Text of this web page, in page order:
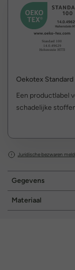
Oekotex Standard
Een productlabel
schadelijke
Juridische bezwaren
Gegevens
Materiaal